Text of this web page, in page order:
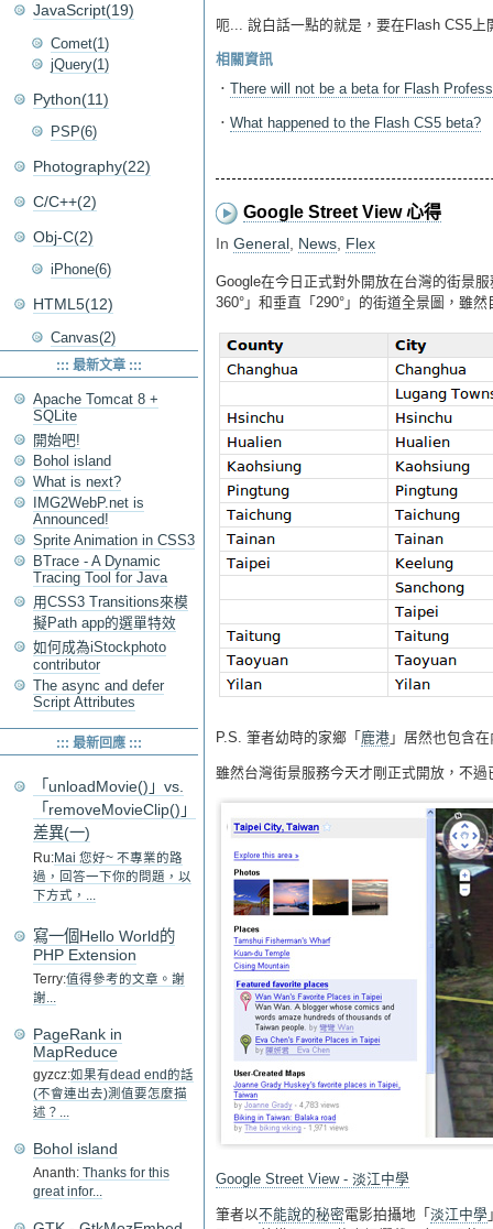
呃... 說白話一點的就是，要在Flash CS5
相關資訊
． There will not be a beta for Flash
． What happened to the Flash CS5 beta?
Google Street View 心得
In General News Flex
Google在今日正式對外開放在台灣的街景服
360°」和垂直「290°」的街道全景圖，雖
P.S. 筆者幼時的家鄉「 鹿港 」居然也包含
雖然台灣街景服務今天才剛正式開放，不
Google Street View - 淡江中學
筆者以不能說的秘密電影拍攝地「 淡江中學
JavaScript(19)
Comet(1)
jQuery(1)
Python(11)
PSP(6)
Photography(22)
C/C++(2)
Obj-C(2)
iPhone(6)
HTML5(12)
Canvas(2)
::: 最新文章 :::
Apache Tomcat 8 +
SQLite
開始吧!
Bohol island
What is next?
IMG2WebP.net is
Announced!
Sprite Animation in CSS3
BTrace - A Dynamic
Tracing Tool for Java
用CSS3 Transitions來模
擬Path app的選單特效
如何成為iStockphoto
contributor
The async and defer
Script Attributes
::: 最新回應 :::
「unloadMovie()」vs.
「removeMovieClip()」
差異(一)
Ru:Mai 您好~ 不專業的路
過，回答一下你的問題，以
下方式，...
寫一個Hello World的
PHP Extension
Terry:值得參考的文章。謝
謝...
PageRank in
MapReduce
gyzcz:如果有dead end的話
(不會連出去)測值要怎麼描
述？...
Bohol island
Ananth: Thanks for this
great infor...